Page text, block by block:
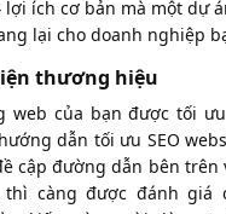
lợi ích cơ bản mà một dự
lại cho doanh nghiệp
thương hiệu
web của bạn được tối
dẫn tối ưu SEO
cập đường dẫn bên trên
thì càng được đánh giá